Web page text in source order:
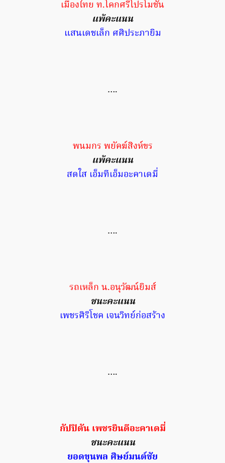
เมืองไทย ท.โคกศรีโปรโมชั่น
แพ้คะแนน
แสนเดชเล็ก ศศิประภายิม
….
พนมกร พยัคฆ์สิงห์ขร
แพ้คะแนน
สดใส เอ็มทีเอ็มอะคาเดมี่
….
รถเหล็ก น.อนุวัฒน์ยิมส์
ชนะคะแนน
เพชรศิริโชค เจนวิทย์ก่อสร้าง
….
กัปปิตัน เพชรยินดีอะคาเดมี่
ชนะคะแนน
ยอดขุนพล ศิษย์มนต์ชัย